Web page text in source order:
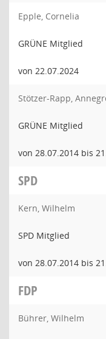
Epple, Cornelia
GRÜNE Mitglied
von 22.07.2024
Stötzer-Rapp,
GRÜNE Mitglied
von 28.07.2014 bis
SPD
Kern, Wilhelm
SPD Mitglied
von 28.07.2014 bis
FDP
Bührer, Wilhelm